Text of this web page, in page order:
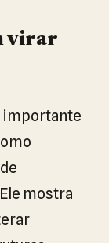
virar
importante
mostra